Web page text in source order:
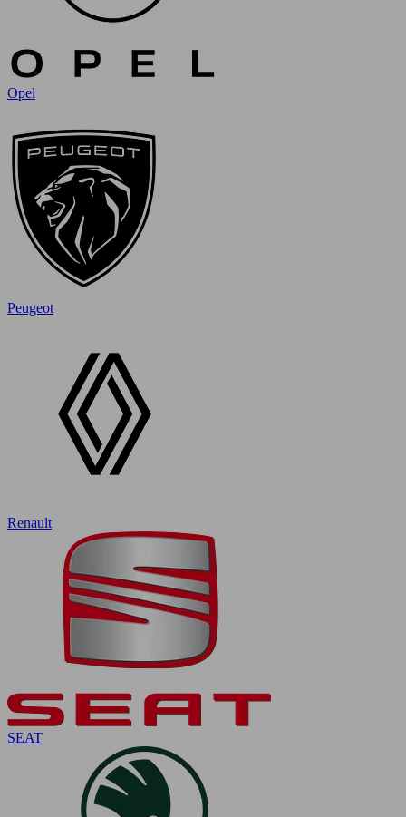
Opel
Peugeot
Renault
SEAT